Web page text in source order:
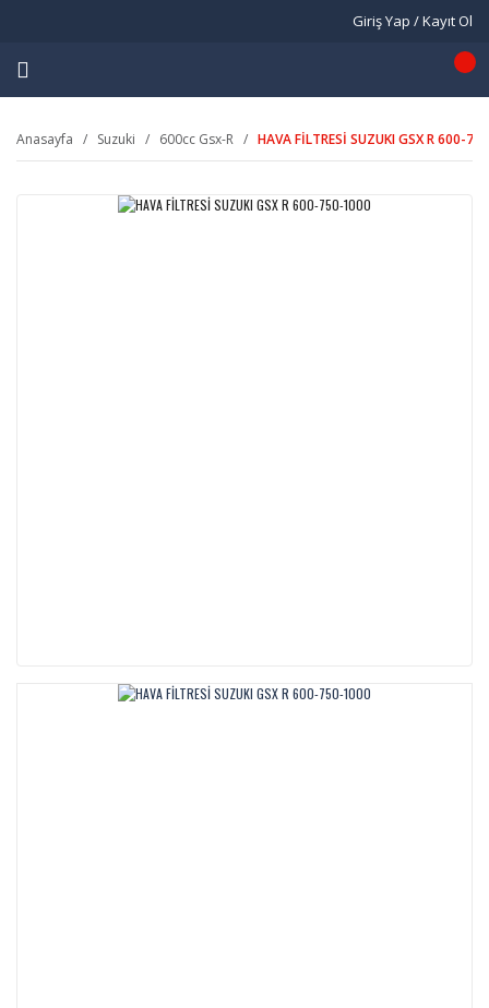
Giriş Yap / Kayıt Ol
Anasayfa Suzuki 600cc Gsx-R HAVA FİLTRESİ SUZUKI GSX R 600-